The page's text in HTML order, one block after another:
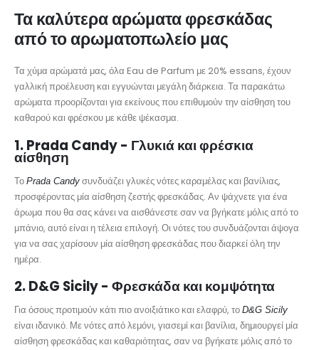
Τα καλύτερα αρώματα φρεσκάδας
από το αρωματοπωλείο μας
Τα χύμα αρώματά μας, όλα Eau de Parfum με 20% essans, έχουν
γαλλική προέλευση και εγγυώνται μεγάλη διάρκεια. Τα παρακάτω
αρώματα προορίζονται για εκείνους που επιθυμούν την αίσθηση του
καθαρού και φρέσκου με κάθε ψέκασμα.
1. Prada Candy - Γλυκιά και φρέσκια
αίσθηση
Το Prada Candy συνδυάζει γλυκές νότες καραμέλας και βανίλιας,
προσφέροντας μία αίσθηση ζεστής φρεσκάδας. Αν ψάχνετε για ένα
άρωμα που θα σας κάνει να αισθάνεστε σαν να βγήκατε μόλις από το
μπάνιο, αυτό είναι η τέλεια επιλογή. Οι νότες του συνδυάζονται άψογα
για να σας χαρίσουν μία αίσθηση φρεσκάδας που διαρκεί όλη την
ημέρα.
2. D&G Sicily - Φρεσκάδα και κομψότητα
Για όσους προτιμούν κάτι πιο ανοιξιάτικο και ελαφρύ, το D&G Sicily
είναι ιδανικό. Με νότες από λεμόνι, γιασεμί και βανίλια, δημιουργεί μία
αίσθηση φρεσκάδας και καθαριότητας, σαν να βγήκατε μόλις από το